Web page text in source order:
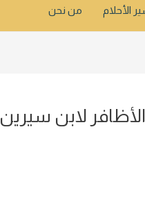
الأحلام من نحن
لابن سيرين